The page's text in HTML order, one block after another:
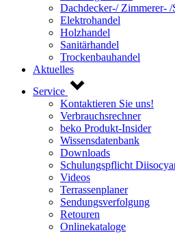
Dachdecker-/ Zimmerer-
Elektrohandel
Holzhandel
Sanitärhandel
Trockenbauhandel
Aktuelles
Service
Kontaktieren Sie uns!
Verbrauchsrechner
beko Produkt-Insider
Wissensdatenbank
Downloads
Schulungspflicht
Videos
Terrassenplaner
Sendungsverfolgung
Retouren
Onlinekataloge